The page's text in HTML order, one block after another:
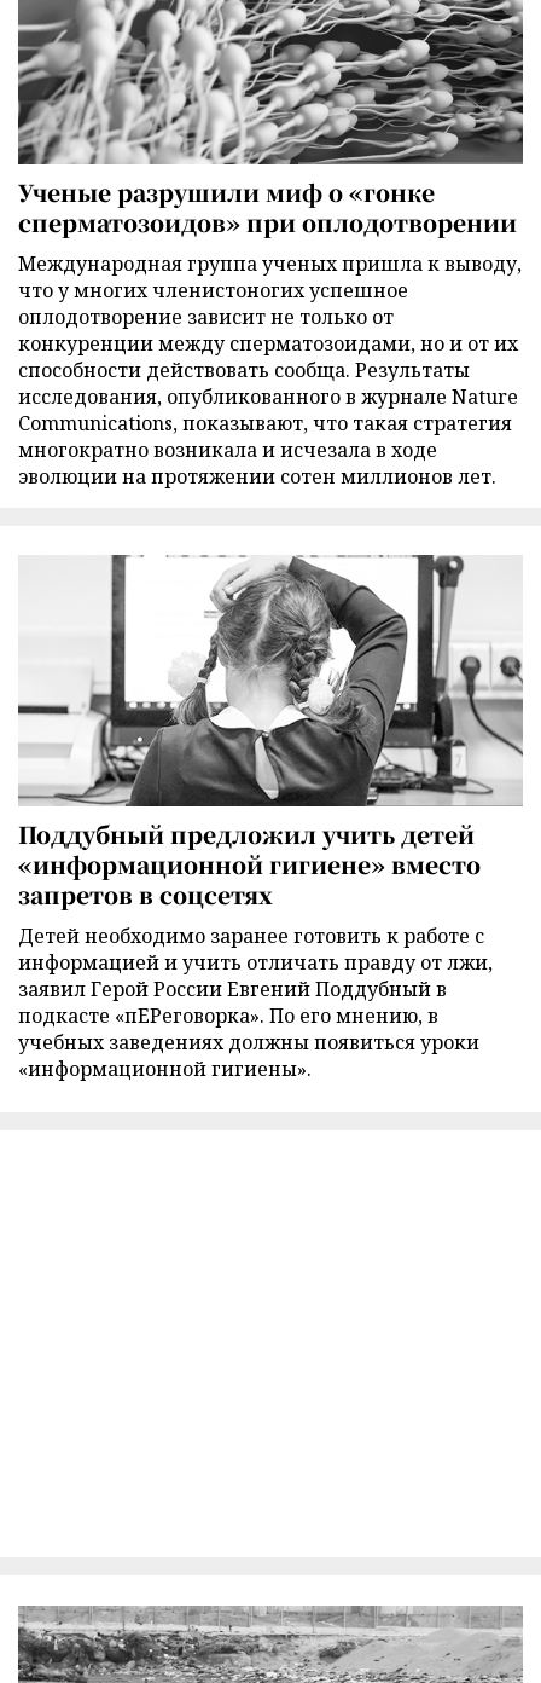
Ученые разрушили миф о «гонке
сперматозоидов» при оплодотворении
Международная группа ученых пришла к выводу,
что у многих членистоногих успешное
оплодотворение зависит не только от
конкуренции между сперматозоидами, но и от их
способности действовать сообща. Результаты
исследования, опубликованного в журнале Nature
Communications, показывают, что такая стратегия
многократно возникала и исчезала в ходе
эволюции на протяжении сотен миллионов лет.
Поддубный предложил учить детей
«информационной гигиене» вместо
запретов в соцсетях
Детей необходимо заранее готовить к работе с
информацией и учить отличать правду от лжи,
заявил Герой России Евгений Поддубный в
подкасте «пЕРеговорка». По его мнению, в
учебных заведениях должны появиться уроки
«информационной гигиены».